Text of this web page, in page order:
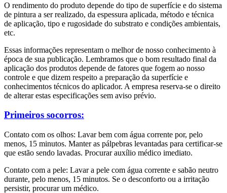
O rendimento do produto depende do tipo de superfície e do sistema
de pintura a serrealizado, da espessura aplicada, método e técnica
de aplicação, tipo e rugosidade do substrato e condições ambientais,
etc.
Essas informações representam o melhor de nosso conhecimento à
época de sua publicação. Lembramos que o bom resultado final da
aplicação dos produtos depende de fatores que fogem ao nosso
controle e que dizem respeito a preparação da superfície e
conhecimentos técnicos do aplicador. A empresa reserva-se o direito
de alterar estas especificações sem aviso prévio.
Primeiros socorros:
Contato com os olhos: Lavar bem com água corrente por, pelo
menos, 15 minutos. Manter as pálpebras levantadas para certificar-se
que estão sendo lavadas. Procurar auxílio médico imediato.
Contato com a pele: Lavar a pele com água corrente e sabão neutro
durante, pelo menos, 15 minutos. Se o desconforto ou a irritação
persistir, procurarum médico.